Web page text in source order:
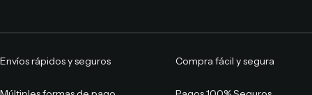
Envíos rápidos y seguros Compra fácil y segura